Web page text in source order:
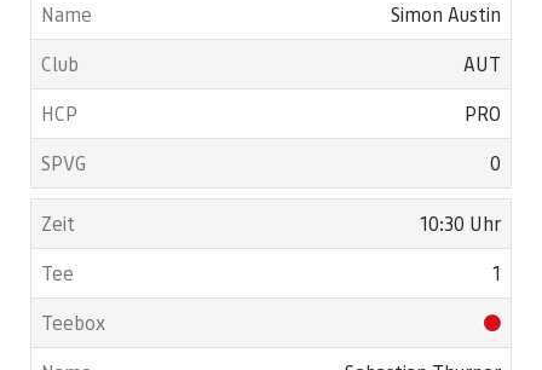
Simon Austin
AUT
PRO
0
10:30 Uhr
1